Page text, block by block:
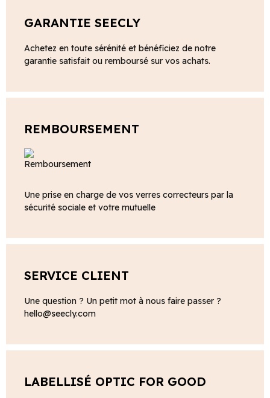
GARANTIE SEECLY
Achetez en toute sérénité et bénéficiez de notre
garantie satisfait ou remboursé sur vos achats.
REMBOURSEMENT
Une prise en charge de vos verres correcteurs par la
sécurité sociale et votre mutuelle
SERVICE CLIENT
Une question ? Un petit mot à nous faire passer ?
hello@seecly.com
LABELLISÉ OPTIC FOR GOOD